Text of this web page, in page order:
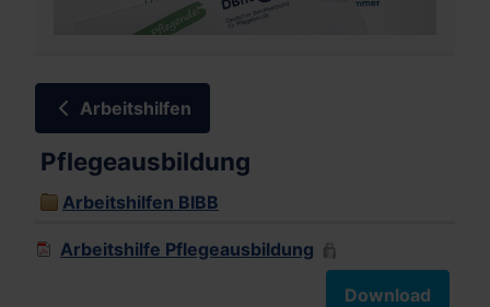
Arbeitshilfen
Pflegeausbildung
Arbeitshilfen BIBB
Arbeitshilfe Pflegeausbildung
Download